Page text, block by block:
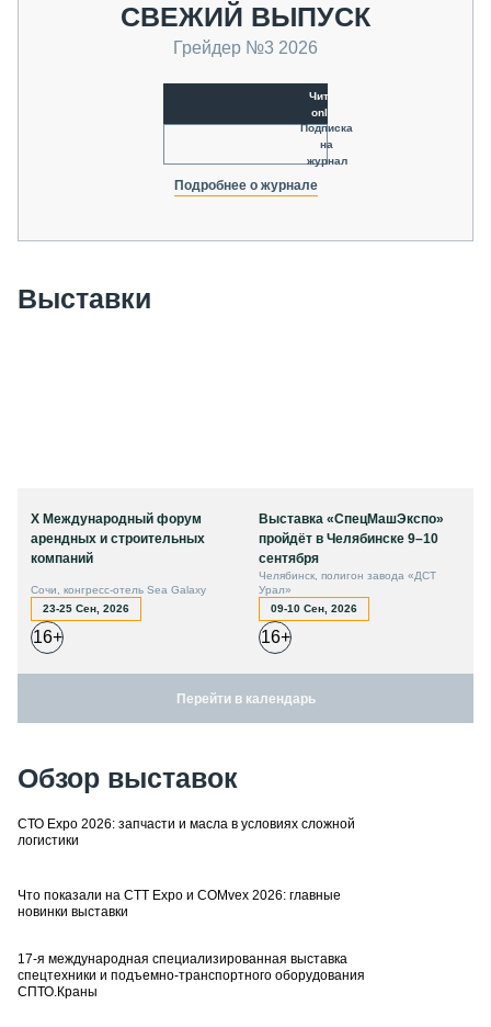
СВЕЖИЙ ВЫПУСК
Грейдер №3 2026
Читать
online
Подписка
на
журнал
Подробнее о журнале
Выставки
X Международный форум
арендных и строительных
компаний
Сочи, конгресс-отель Sea Galaxy
23-25 Сен, 2026
16+
Выставка «СпецМашЭкспо»
пройдёт в Челябинске 9–10
сентября
Челябинск, полигон завода «ДСТ
Урал»
09-10 Сен, 2026
16+
Перейти в календарь
Обзор выставок
СТО Expo 2026: запчасти и масла в условиях сложной
логистики
Что показали на CTT Expo и COMvex 2026: главные
новинки выставки
17-я международная специализированная выставка
спецтехники и подъемно-транспортного оборудования
СПТО.Краны